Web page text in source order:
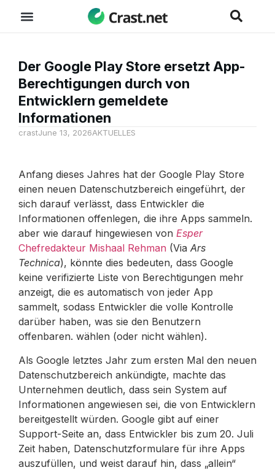
Der Google Play Store ersetzt App-
Berechtigungen durch von
Entwicklern gemeldete
Informationen
crastJune 13, 2026AKTUELLES
Anfang dieses Jahres hat der Google Play Store
einen neuen Datenschutzbereich eingeführt, der
sich darauf verlässt, dass Entwickler die
Informationen offenlegen, die ihre Apps sammeln.
aber wie darauf hingewiesen von Esper
Chefredakteur Mishaal Rehman (Via Ars
Technica), könnte dies bedeuten, dass Google
keine verifizierte Liste von Berechtigungen mehr
anzeigt, die es automatisch von jeder App
sammelt, sodass Entwickler die volle Kontrolle
darüber haben, was sie den Benutzern
offenbaren. wählen (oder nicht wählen).
Als Google letztes Jahr zum ersten Mal den neuen
Datenschutzbereich ankündigte, machte das
Unternehmen deutlich, dass sein System auf
Informationen angewiesen sei, die von Entwicklern
bereitgestellt würden. Google gibt auf einer
Support-Seite an, dass Entwickler bis zum 20. Juli
Zeit haben, Datenschutzformulare für ihre Apps
auszufüllen, und weist darauf hin, dass „allein“